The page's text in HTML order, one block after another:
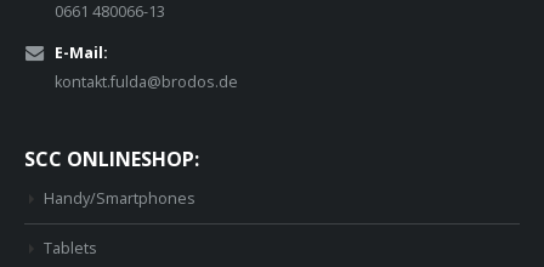
0661 480066-13
E-Mail:
kontakt.fulda@brodos.de
SCC ONLINESHOP:
Handy/Smartphones
Tablets